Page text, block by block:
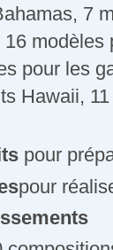
7
16
pour les
Hawaii,
pour
pour